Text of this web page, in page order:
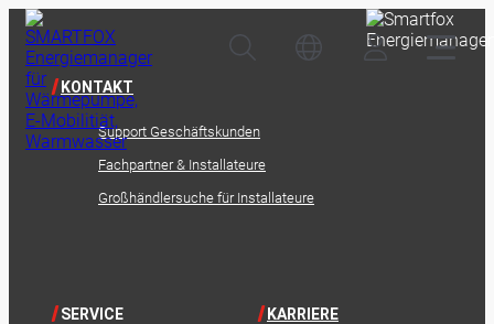
KONTAKT
Support Geschäftskunden
Fachpartner & Installateure
Großhändlersuche für Installateure
SERVICE
KARRIERE